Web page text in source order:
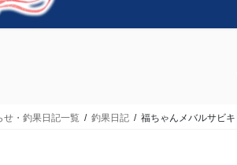
せ・釣果日記一覧 釣果日記 福ちゃんメバルサビキ